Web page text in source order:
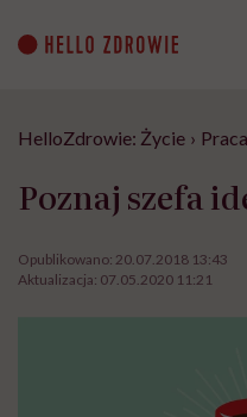
content
HelloZdrowie: Życie › Praca
Poznaj szefa
Opublikowano: 20.07.2018 13:43
Aktualizacja: 07.05.2020 11:21